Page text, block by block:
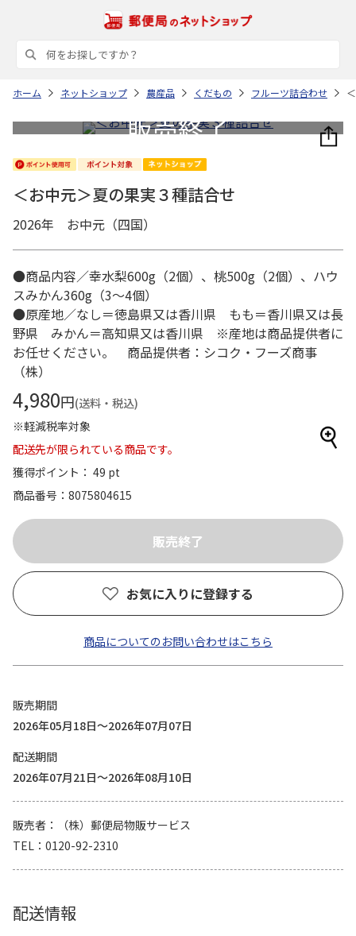
ホーム ネットショップ 農産品 くだもの フルーツ詰合わせ
＜お中元＞夏の果実３種詰合せ
2026年 お中元（四国）
●商品内容／幸水梨600g（2個）、桃500g（2個）、ハウ
スみかん360g（3～4個）
●原産地／なし＝徳島県又は香川県 もも＝香川県又は長
野県 みかん＝高知県又は香川県 ※産地は商品提供者に
お任せください。 商品提供者：シコク・フーズ商事
（株）
4,980円(送料・税込)
※軽減税率対象
配送先が限られている商品です。
獲得ポイント： 49 pt
商品番号
8075804615
お気に入りに登録する
商品についてのお問い合わせはこちら
販売期間
2026年05月18日～2026年07月07日
配送期間
2026年07月21日～2026年08月10日
販売者
（株）郵便局物販サービス
TEL
0120-92-2310
配送情報